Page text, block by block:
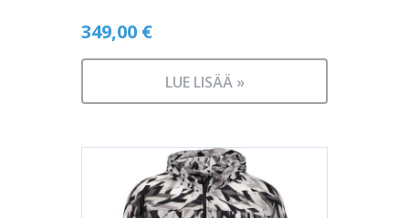
349,00 €
LUE LISÄÄ »